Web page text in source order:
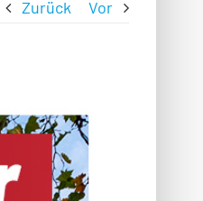
Zurück Vor